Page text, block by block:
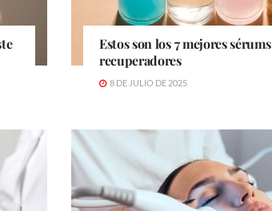
Estos son los 7 mejores sérums
recuperadores
8 DE JULIO DE 2025